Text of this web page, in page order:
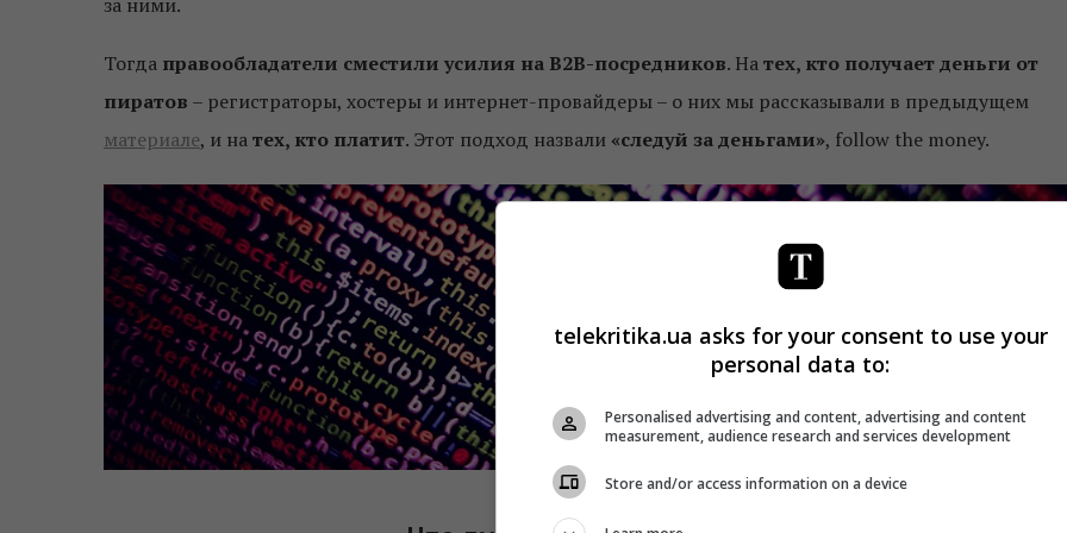
Тогда правообладатели сместили усилия на В2В-посредников. Натех, кто получает деньги от
пиратов – регистраторы, хостеры и интернет-провайдеры – о них мы рассказывали в предыдущем
материале, и натех, кто платит. Этот подход назвали «следуй за деньгами», follow the money.
telekritika.ua asks for your consent to use your
personal data to:
Personalised advertising and content, advertising and content
measurement, audience research and services development
Store and/or access information on a device